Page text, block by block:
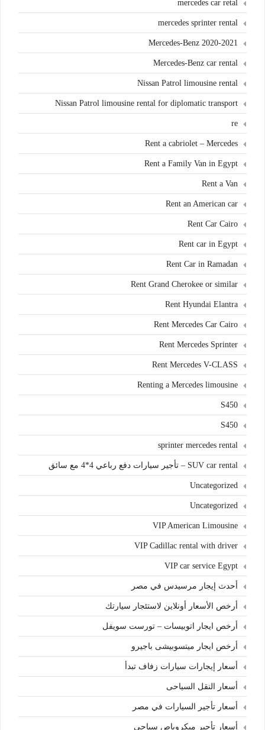
mercedes car retal
mercedes sprinter rental
Mercedes-Benz 2020-2021
Mercedes-Benz car rental
Nissan Patrol limousine rental
Nissan Patrol limousine rental for diplomatic transport
re
Rent a cabriolet – Mercedes
Rent a Family Van in Egypt
Rent a Van
Rent an American car
Rent Car Cairo
Rent car in Egypt
Rent Car in Ramadan
Rent Grand Cherokee or similar
Rent Hyundai Elantra
Rent Mercedes Car Cairo
Rent Mercedes Sprinter
Rent Mercedes V-CLASS
Renting a Mercedes limousine
S450
S450
sprinter mercedes rental
SUV car rental – تأجير سيارات دفع رباعي 4*4 مع سائق
Uncategorized
Uncategorized
VIP American Limousine
VIP Cadillac rental with driver
VIP car service Egypt
أحدث إيجار مرسيدس في مصر
أرخص الأسعار أونلاين لاستئجار سيارتك
أرخص ايجار اتوبيسات – تورست سويفل
أرخص ايجار ميتسوبيشى باجيرو
أسعار إيجارات سيارات زفاف تبدأ
أسعار النقل السياحى
أسعار تأجير السيارات في مصر
أسعار تأجير ميكروباص سياحي